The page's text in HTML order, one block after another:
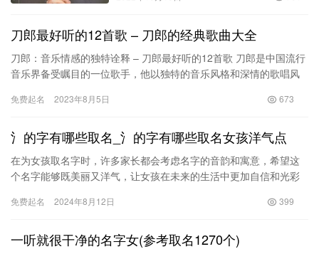
刀郎最好听的12首歌 – 刀郎的经典歌曲大全
刀郎：音乐情感的独特诠释 – 刀郎最好听的12首歌 刀郎是中国流行
音乐界备受瞩目的一位歌手，他以独特的音乐风格和深情的歌唱风
免费起名 2023年8月5日 673
氵的字有哪些取名_氵的字有哪些取名女孩洋气点
在为女孩取名字时，许多家长都会考虑名字的音韵和寓意，希望这
个名字能够既美丽又洋气，让女孩在未来的生活中更加自信和光彩
寓…
免费起名 2024年8月12日 399
一听就很干净的名字女(参考取名1270个)